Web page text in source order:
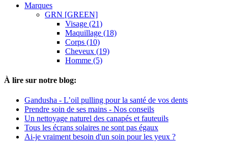
Marques
GRN [GREEN]
Visage (21)
Maquillage (18)
Corps (10)
Cheveux (19)
Homme (5)
À lire sur notre blog:
Gandusha - L’oil pulling pour la santé de vos dents
Prendre soin de ses mains - Nos conseils
Un nettoyage naturel des canapés et fauteuils
Tous les écrans solaires ne sont pas égaux
Ai-je vraiment besoin d'un soin pour les yeux ?